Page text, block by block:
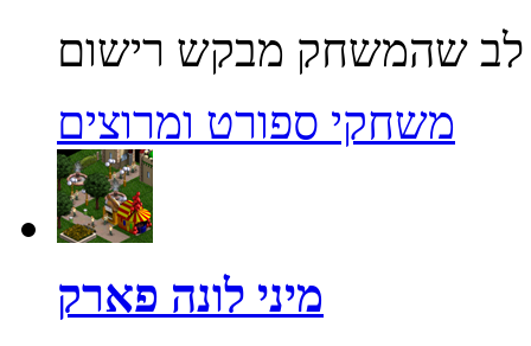
משחקי ספורט ומרוצים
מיני לונה פארק